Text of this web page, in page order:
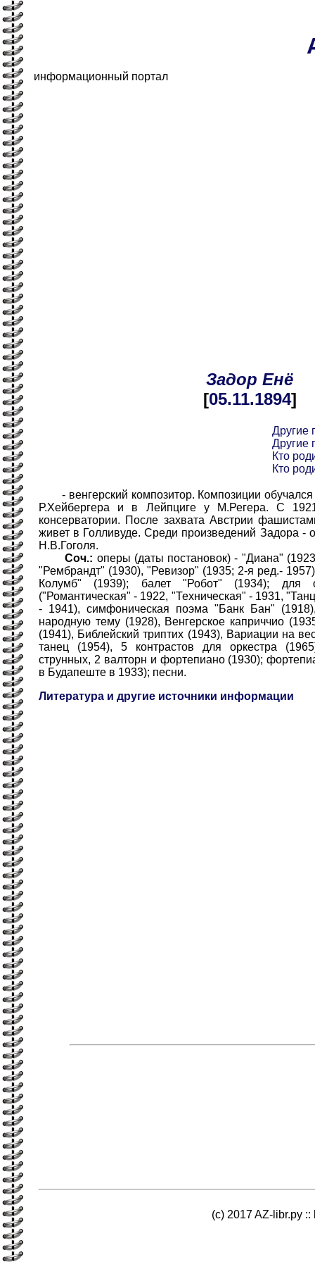
информационный портал
Задор Енё
[05.11.1894]
Другие
Другие
Кто
Кто
- венгерский композитор. Композиции обучался
Р.Хейбергера и в Лейпциге у М.Регера. С
консерватории. После захвата Австрии
живет в Голливуде. Среди произведений Задора -
Н.В.Гоголя.
Соч.: оперы (даты постановок) - "Диана"
"Рембрандт" (1930), "Ревизор" (1935; 2-я ред.-
Колумб" (1939); балет "Робот" (1934); для
("Романтическая" - 1922, "Техническая" - 1931,
- 1941), симфоническая поэма "Банк Бан"
народную тему (1928), Венгерское каприччио
(1941), Библейский триптих (1943), Вариации на
танец (1954), 5 контрастов для оркестра
струнных, 2 валторн и фортепиано (1930);
в Будапеште в 1933); песни.
Литература и другие источники информации
(c) 2017 AZ-libr.ру ::